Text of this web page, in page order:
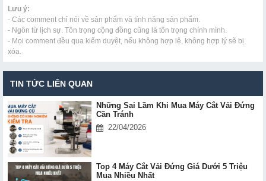
Lưu ý:
- Các comment chỉ nói về sản phẩm và tính năng sản phẩm.
- Ngôn từ lịch sự. Tôn trọng cộng đồng cũng là tôn trọng chính mình.
- Mọi comment đều qua kiểm duyệt, nếu không hợp lệ, không hợp lý sẽ bị
xóa.
TIN TỨC LIÊN QUAN
Những Sai Lầm Khi Mua Máy Cắt Vải Đứng
Cần Tránh
22/04/2026
Top 4 Máy Cắt Vải Đứng Giá Dưới 5 Triệu
Mua Nhiều Nhất